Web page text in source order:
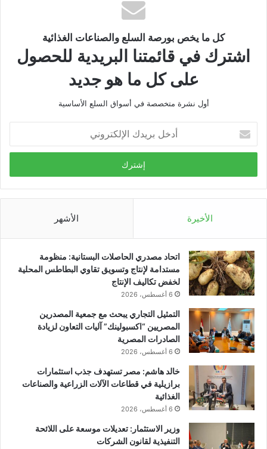
كل ما يخص بورصة السلع والصناعات الغذائية
اشترك في قائمتنا البريدية للحصول
على كل ما هو جديد
أول نشرة متخصصة في أسواق السلع الأساسية
بريدك
الإلكتروني
الأخيرة الأشهر
اتحاد مصدري الحاصلات البستانية: منظومة
مستدامة لإنتاج وتسويق تقاوي البطاطس المحلية
لخفض تكاليف الإنتاج
6 أغسطس، 2026
التمثيل التجاري يبحث مع جمعية المصدرين
المصريين “اكسبولينك” آليات التعاون لزيادة
الصادرات المصرية
6 أغسطس، 2026
خالد هاشم: مصر تستهدف جذب استثمارات
برازيلية في قطاعات الآلات الزراعية والصناعات
الغذائية
6 أغسطس، 2026
وزير الاستثمار: تعديلات موسعة على اللائحة
التنفيذية لقانون الشركات